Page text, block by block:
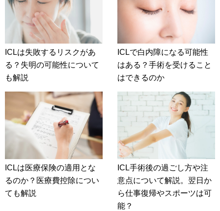
ICLは失敗するリスクがあ
る？失明の可能性について
も解説
ICLで白内障になる可能性
はある？手術を受けること
はできるのか
ICLは医療保険の適用とな
るのか？医療費控除につい
ても解説
ICL手術後の過ごし方や注
意点について解説。翌日か
ら仕事復帰やスポーツは可
能？